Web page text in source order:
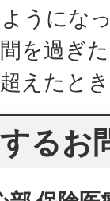
うにな
を過ぎ
えたとき
るお